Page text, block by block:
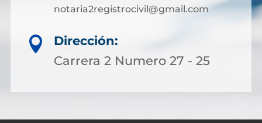
notaria2registrocivil@gmail.com

Dirección:
Carrera 2 Numero 27 - 25